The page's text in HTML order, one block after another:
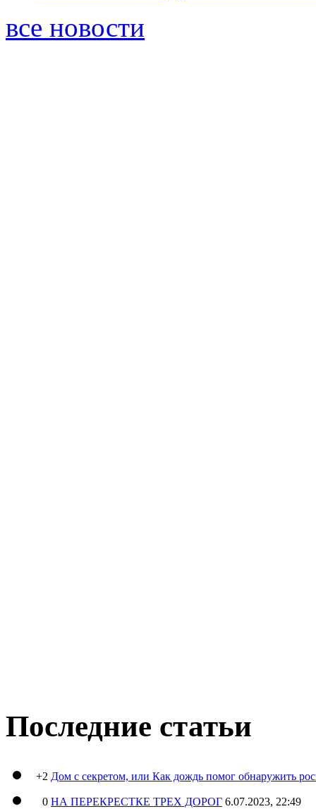
все новости
Последние статьи
+2 Дом с секретом, или Как дождь помог обнаружить
0 НА ПЕРЕКРЕСТКЕ ТРЕХ ДОРОГ 6.07.2023, 22:49